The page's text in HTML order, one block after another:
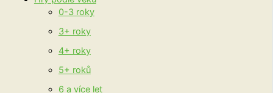
0-3 roky
3+ roky
4+ roky
5+ roků
6 a více let